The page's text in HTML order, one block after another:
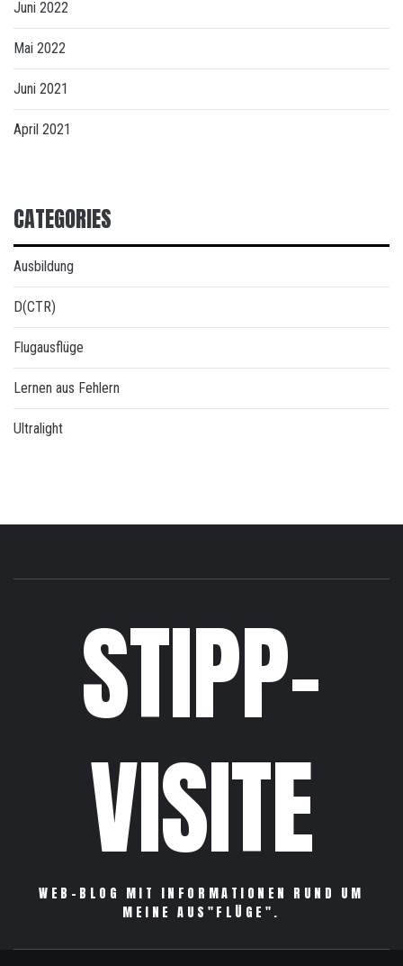
Juni 2022
Mai 2022
Juni 2021
April 2021
CATEGORIES
Ausbildung
D(CTR)
Flugausflüge
Lernen aus Fehlern
Ultralight
STIPP-
VISITE
WEB-BLOG MIT INFORMATIONEN RUND UM
MEINE AUS"FLÜGE".